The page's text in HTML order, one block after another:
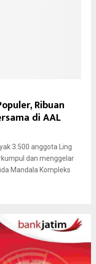
Ribuan
di AAL
3.500 anggota Ling
dan menggelar
Mandala Kompleks